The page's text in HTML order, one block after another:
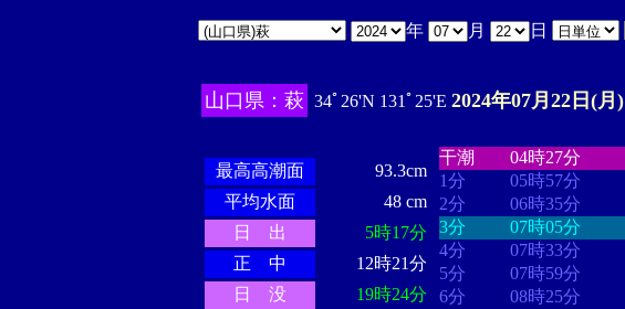
年 月 日
山口県：萩 34ﾟ26'N 131ﾟ25'E 2024年07月22日(月)
最高高潮面
93.3cm
平均水面
48 cm
日 出
5時17分
正 中
12時21分
日 没
19時24分
干潮
04時27分
1分
05時57分
2分
06時35分
3分
07時05分
4分
07時33分
5分
07時59分
6分
08時25分